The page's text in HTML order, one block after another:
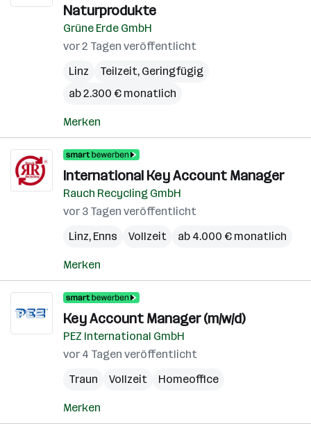
Naturprodukte
Grüne Erde GmbH
vor 2 Tagen veröffentlicht
Linz
Teilzeit, Geringfügig
ab 2.300 € monatlich
Merken
International Key Account Manager
Rauch Recycling GmbH
vor 3 Tagen veröffentlicht
Linz, Enns Vollzeit ab 4.000 € monatlich
Merken
Key Account Manager (m/w/d)
PEZ International GmbH
vor 4 Tagen veröffentlicht
Traun
Vollzeit Homeoffice
Merken